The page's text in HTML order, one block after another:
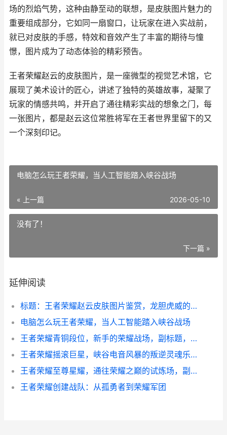
场的烈焰气势，这种由静至动的联想，是皮肤图片魅力的
重要组成部分，它如同一扇窗口，让玩家在进入实战前，
就已对皮肤的手感，特效和音效产生了丰富的期待与憧
憬，图片成为了动态体验的精彩预告。
王者荣耀赵云的皮肤图片，是一座微型的视觉艺术馆，它
展现了美术设计的匠心，讲述了独特的英雄故事，凝聚了
玩家的情感共鸣，并开启了通往精彩实战的想象之门，每
一张图片，都是赵云这位常胜将军在王者世界里留下的又
一个深刻印记。
电脑怎么玩王者荣耀，当人工智能踏入峡谷战场
« 上一篇 2026-05-10
没有了！
下一篇 »
延伸阅读
标题：王者荣耀赵云皮肤图片鉴赏，龙胆虎威的视觉盛宴副标题：银甲龙枪掠影，引擎之心轰鸣
电脑怎么玩王者荣耀，当人工智能踏入峡谷战场
王者荣耀青铜段位，新手的荣耀战场，副标题，一段旅程的真诚起点
王者荣耀摇滚巨星，峡谷电音风暴的叛逆灵魂乐章
王者荣耀至尊星耀，通往荣耀之巅的试炼场，副标题为一段淬火与成长的征程
王者荣耀创建战队：从孤勇者到荣耀军团